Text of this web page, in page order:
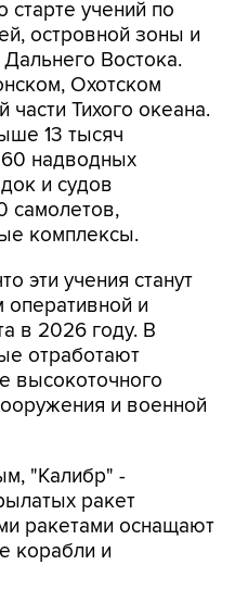
учений по
островной зоны и
Востока.
Охотском
Тихого океана.
13 тысяч
надводных
и судов
самолетов,
комплексы.
эти учения станут
и
в 2026 году. В
отработают
высокоточного
и военной
"Калибр" -
ракет
ракетами оснащают
корабли и